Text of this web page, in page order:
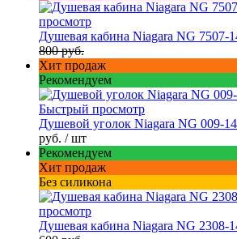
просмотр
Душевая кабина Niagara NG 7507-
800 руб.
Хит продаж
Рекомендуем
Быстрый просмотр
Душевой уголок Niagara NG 009-
руб. / шт
Рекомендуем
Хит продаж
Без силикона
просмотр
Душевая кабина Niagara NG 2308-